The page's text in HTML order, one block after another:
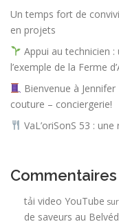
Un temps fort de
en projets
Appui au technicien :
l’exemple de la Ferme
Bienvenue à
couture – conciergerie!
VaL’oriSonS 53 :
tải video YouTube sur
de saveurs au